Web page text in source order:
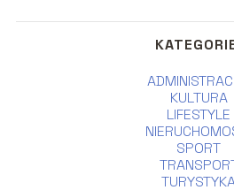
KULTURA
LIFESTYLE
SPORT